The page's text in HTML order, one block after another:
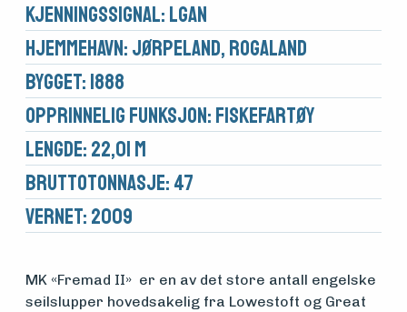
Medlemsfartøy
Kjennings­signal: LGAN
Hjemmehavn: Jørpeland, Rogaland
Bygget: 1888
Opprinnelig funksjon: Fiskefartøy
Lengde: 22,01 m
Brutto­tonnasje: 47
Vernet: 2009
MK «Fremad II» er en av det store antall engelske
seilslupper hovedsakelig fra Lowestoft og Great